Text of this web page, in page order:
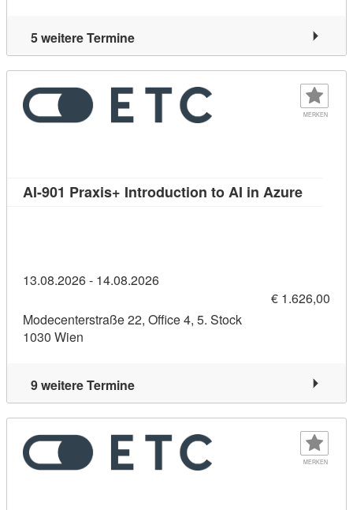
5 weitere Termine
MERKEN
AI-901 Praxis+ Introduction to AI in Azure
13.08.2026 - 14.08.2026
€ 1.626,00
Modecenterstraße 22, Office 4, 5. Stock
1030 Wien
9 weitere Termine
MERKEN